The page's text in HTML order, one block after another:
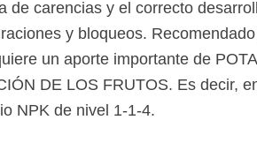
de carencias y el correcto
y bloqueos.
un aporte importante de
DE LOS FRUTOS. Es decir,
NPK de nivel 1-1-4.